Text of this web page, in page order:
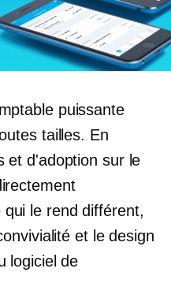
puissante
tailles. En
et d'adoption sur le
le rend différent,
et le design
logiciel de